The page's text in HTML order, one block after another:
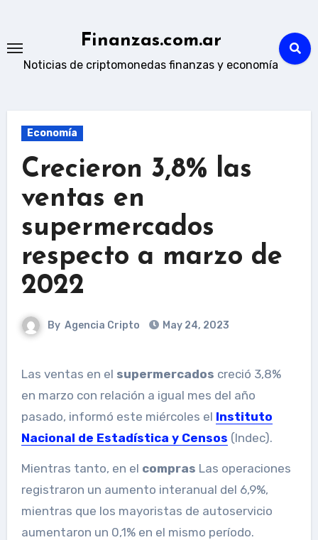
content
Finanzas.com.ar
Noticias de criptomonedas finanzas y economía
Economía
Crecieron 3,8% las
ventas en
supermercados
respecto a marzo de
2022
By Agencia Cripto May 24, 2023
Las ventas en el supermercados creció 3,8%
en marzo con relación a igual mes del año
pasado, informó este miércoles el Instituto
Nacional de Estadística y Censos (Indec).
Mientras tanto, en el compras Las operaciones
registraron un aumento interanual del 6,9%,
mientras que los mayoristas de autoservicio
aumentaron un 0,1% en el mismo período.